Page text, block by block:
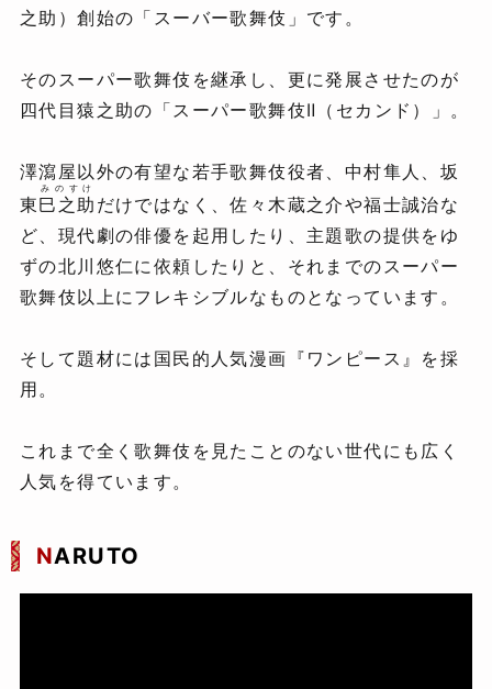
之助）創始の「スーバー歌舞伎」です。
そのスーパー歌舞伎を継承し、更に発展させたのが
四代目猿之助の「スーパー歌舞伎Ⅱ（セカンド）」。
澤瀉屋以外の有望な若手歌舞伎役者、中村隼人、坂
東巳之助
みのすけ
だけではなく、佐々木蔵之介や福士誠治な
ど、現代劇の俳優を起用したり、主題歌の提供をゆ
ずの北川悠仁に依頼したりと、それまでのスーパー
歌舞伎以上にフレキシブルなものとなっています。
そして題材には国民的人気漫画『ワンピース』を採
用。
これまで全く歌舞伎を見たことのない世代にも広く
人気を得ています。
NARUTO